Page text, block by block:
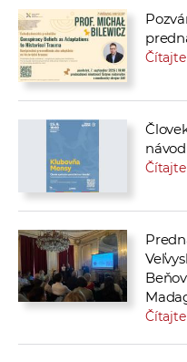
Čítajte
Čítajte
Čítajte